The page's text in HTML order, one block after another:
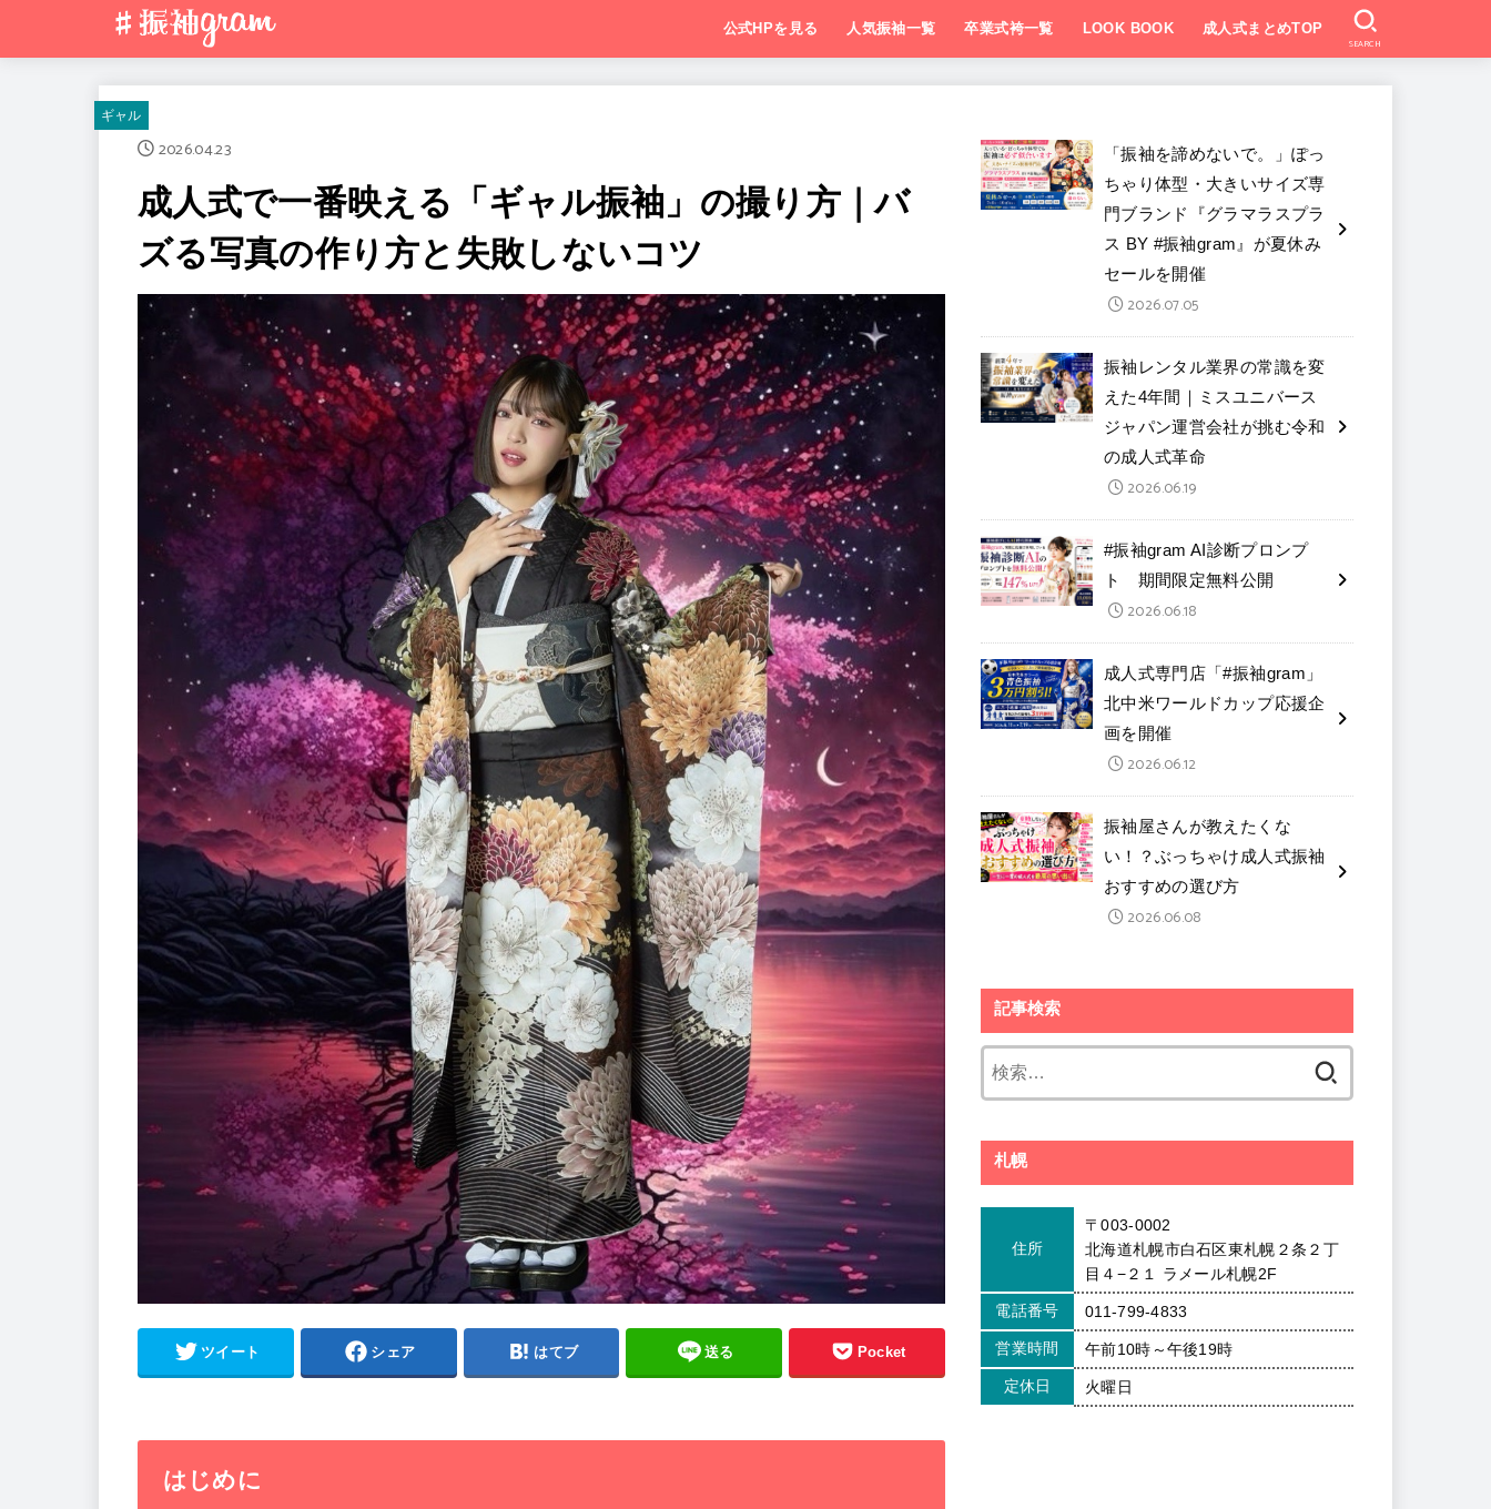
公式HPを見る 人気振袖一覧 卒業式袴一覧 LOOK BOOK 成人式まとめTOP
SEARCH
ギャル
2026.04.23
成人式で一番映える「ギャル振袖」の撮り方｜バ
ズる写真の作り方と失敗しないコツ
ツイート シェア はてブ 送る Pocket
はじめに
「振袖を諦めないで。」ぽっ
ちゃり体型・大きいサイズ専
門ブランド『グラマラスプラ
ス BY #振袖gram』が夏休み
セールを開催
2026.07.05
振袖レンタル業界の常識を変
えた4年間｜ミスユニバース
ジャパン運営会社が挑む令和
の成人式革命
2026.06.19
#振袖gram AI診断プロンプ
ト 期間限定無料公開
2026.06.18
成人式専門店「#振袖gram」
北中米ワールドカップ応援企
画を開催
2026.06.12
振袖屋さんが教えたくな
い！？ぶっちゃけ成人式振袖
おすすめの選び方
2026.06.08
記事検索
札幌
住所
〒003-0002
北海道札幌市白石区東札幌２条２丁
目４−２１ ラメール札幌2F
電話番号 011-799-4833
営業時間 午前10時～午後19時
定休日 火曜日